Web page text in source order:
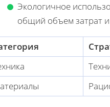
Экологичное
общий объем затрат